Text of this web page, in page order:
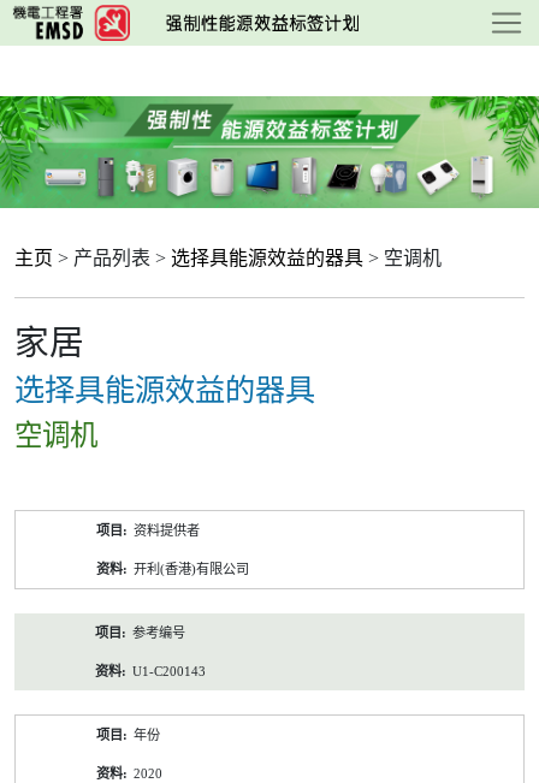
跳
至
要
内
容
主页 > 产品列表 > 选择具能源效益的器具 > 空调机
家居
选择具能源效益的器具
空调机
资料提供者
开利(香港)有限公司
参考编号
U1-C200143
年份
2020